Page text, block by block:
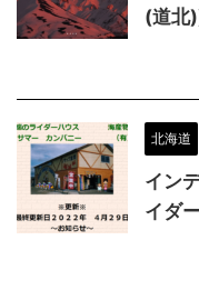
(道北
北海道
イン
イダ